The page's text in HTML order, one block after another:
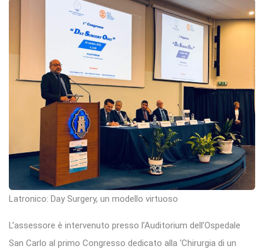
Latronico: Day Surgery, un modello virtuoso
L’assessore è intervenuto presso l’Auditorium dell’Ospedale
San Carlo al primo Congresso dedicato alla ‘Chirurgia di un